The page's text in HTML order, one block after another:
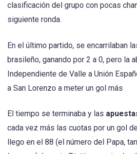
clasificación del grupo con pocas
siguiente ronda.
En el último partido, se encarrilaban
brasileño, ganando por 2 a 0, pero la
Independiente de Valle a Unión
a San Lorenzo a meter un gol más
El tiempo se terminaba y las
cada vez más las cuotas por un gol
llego en el 88 (el número del Papa,